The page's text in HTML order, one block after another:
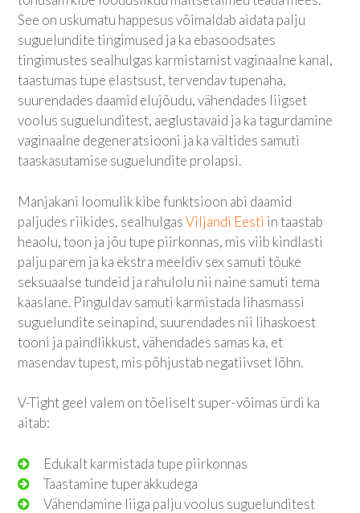
See on uskumatu happesus võimaldab aidata palju
suguelundite tingimused ja ka ebasoodsates
tingimustes sealhulgas karmistamist vaginaalne kanal,
taastumas tupe elastsust, tervendav tupenaha,
suurendades daamid elujõudu, vähendades liigset
voolus suguelunditest, aeglustavaid ja ka tagurdamine
vaginaalne degeneratsiooni ja ka vältides samuti
taaskasutamise suguelundite prolapsi.
Manjakani loomulik kibe funktsioon abi daamid
paljudes riikides, sealhulgasViljandi Eesti in taastab
heaolu, toon ja jõu tupe piirkonnas, mis viib kindlasti
palju parem ja ka ekstra meeldiv sex samuti tõuke
seksuaalse tundeid ja rahulolu nii naine samuti tema
kaaslane. Pinguldav samuti karmistada lihasmassi
suguelundite seinapind, suurendades nii lihaskoest
tooni ja paindlikkust, vähendades samas ka, et
masendav tupest, mis põhjustab negatiivset lõhn.
V-Tight geel valem on tõeliselt super-võimas ürdi ka
aitab:
Edukalt karmistada tupe piirkonnas
Taastamine tuperakkudega
Vähendamine liiga palju voolus suguelunditest